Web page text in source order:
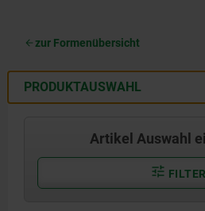
zur Formenübersicht
PRODUKTAUSWAHL
Artikel Auswahl
FILTER